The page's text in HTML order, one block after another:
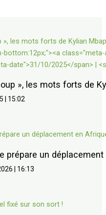
», les mots forts de
15:02
prépare un
| 16:13